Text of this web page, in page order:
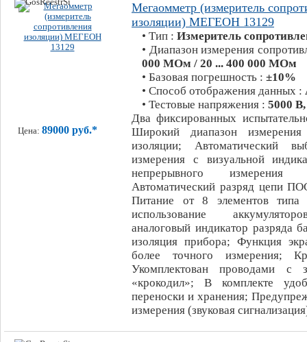
Цена: 89000 руб.*
Мегаомметр (измеритель
изоляции) МЕГЕОН 13129
• Тип : Измеритель
• Диапазон измерения
000 МОм / 20 ... 400 000 МОм
• Базовая погрешность : ±10%
• Способ отображения данных :
• Тестовые напряжения : 5000
Два фиксированных
Широкий диапазон измерения
изоляции; Автоматический
измерения с визуальной
непрерывного измерения
Автоматический разряд цепи
Питание от 8 элементов
использование
аналоговый индикатор разряда
изоляция прибора; Функция
более точного измерения;
Укомплектован проводами с
«крокодил»; В комплекте
переноски и хранения;
измерения (звуковая